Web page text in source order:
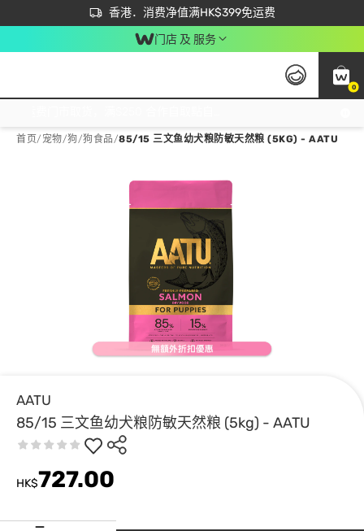
香港．消费净值满HK$399免运费
立即成为易赏钱会员尽享独家优惠
首次APP下单买满$450 输入 NEWAPP 即减$50
门店 及 服务
0
首页/ 宠物/狗/狗食品/85/15 三文鱼幼犬粮防敏天然粮 (5KG) - AATU
AATU
85/15 三文鱼幼犬粮防敏天然粮 (5kg) - AATU
HK$727.00